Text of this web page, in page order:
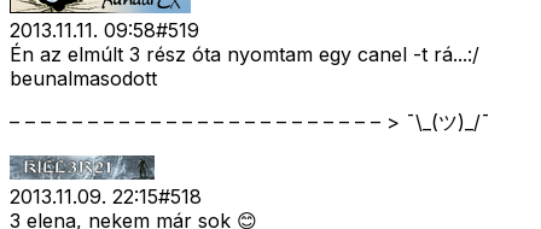
2013.11.11. 09:58#519
Én az elmúlt 3 rész óta nyomtam egy canel -t rá...:/
beunalmasodott
– – – – – – – – – – – – – – – – – – – – – – – – > ¯\_(ツ)_/¯
2013.11.09. 22:15#518
3 elena, nekem már sok 😊